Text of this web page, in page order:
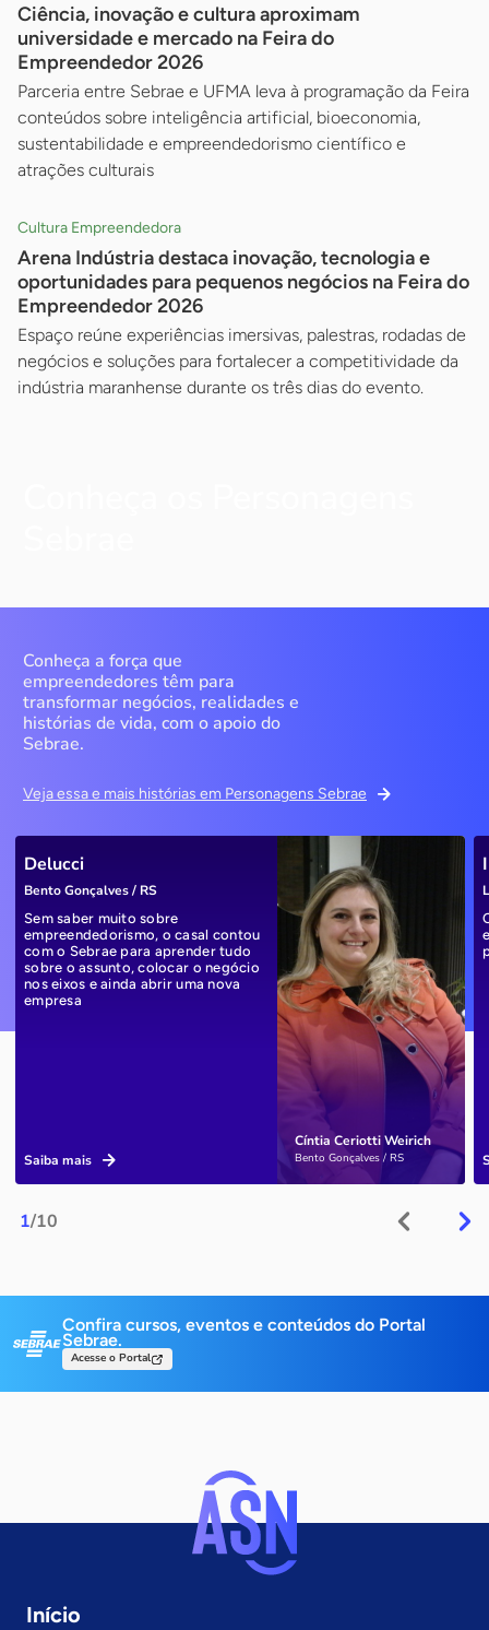
Ciência, inovação e cultura aproximam
universidade e mercado na Feira do
Empreendedor 2026
Parceria entre Sebrae e UFMA leva à programação da Feira
conteúdos sobre inteligência artificial, bioeconomia,
sustentabilidade e empreendedorismo científico e
atrações culturais
Cultura Empreendedora
Arena Indústria destaca inovação, tecnologia e
oportunidades para pequenos negócios na Feira do
Empreendedor 2026
Espaço reúne experiências imersivas, palestras, rodadas de
negócios e soluções para fortalecer a competitividade da
indústria maranhense durante os três dias do evento.
Conheça a força que
empreendedores têm para
transformar negócios, realidades e
histórias de vida, com o apoio do
Sebrae.
Veja essa e mais histórias em Personagens Sebrae
1/10
Cíntia Ceriotti Weirich
Bento Gonçalves / RS
Delucci
Bento Gonçalves / RS
Sem saber muito sobre
empreendedorismo, o casal contou
com o Sebrae para aprender tudo
sobre o assunto, colocar o negócio
nos eixos e ainda abrir uma nova
empresa
Saiba mais
Confira cursos, eventos e conteúdos do Portal
Sebrae.
Acesse o Portal
Início